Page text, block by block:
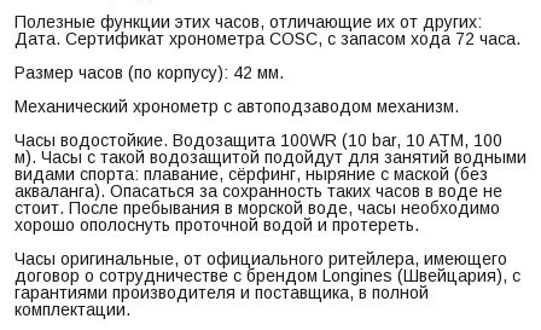
Полезные функции этих часов, отличающие их от других:
Дата. Сертификат хронометра COSC, c запасом хода 72 часа.
Размер часов (по корпусу): 42 мм.
Механический хронометр с автоподзаводом механизм.
Часы водостойкие. Водозащита 100WR (10 bar, 10 ATM, 100
м). Часы с такой водозащитой подойдут для занятий водными
видами спорта: плавание, сёрфинг, ныряние с маской (без
акваланга). Опасаться за сохранность таких часов в воде не
стоит. После пребывания в морской воде, часы необходимо
хорошо ополоснуть проточной водой и протереть.
Часы оригинальные, от официального ритейлера, имеющего
договор о сотрудничестве с брендом Longines (Швейцария), с
гарантиями производителя и поставщика, в полной
комплектации.